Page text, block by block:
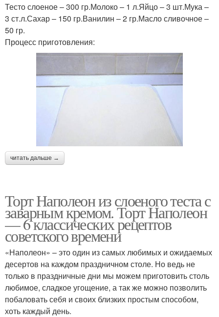
Тесто слоеное – 300 гр.Молоко – 1 л.Яйцо – 3 шт.Мука –
3 ст.л.Сахар – 150 гр.Ванилин – 2 гр.Масло сливочное –
50 гр.
Процесс приготовления:
читать дальше →
Торт Наполеон из слоеного теста с
заварным кремом. Торт Наполеон
— 6 классических рецептов
советского времени
«Наполеон» – это один из самых любимых и ожидаемых
десертов на каждом праздничном столе. Но ведь не
только в праздничные дни мы можем приготовить столь
любимое, сладкое угощение, а так же можно позволить
побаловать себя и своих близких простым способом,
хоть каждый день.